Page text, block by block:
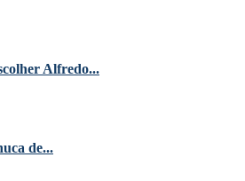
Alfredo...
de...